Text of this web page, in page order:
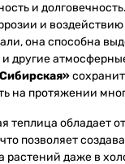
и
и
она способна
другие
на протяжении
теплица обладает
позволяет
растений даже в